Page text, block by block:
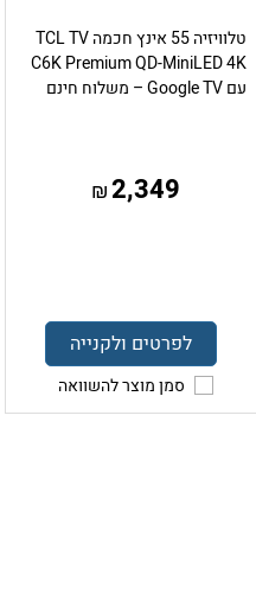
טלוויזיה 55 אינץ חכמה TCL TV
C6K Premium QD-MiniLED 4K
עם Google TV – משלוח חינם
2,349
₪
לפרטים ולקנייה
סמן מוצר להשוואה